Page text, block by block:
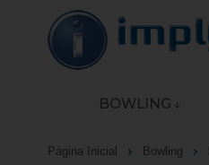
BOWLING
Página Inicial Bowling